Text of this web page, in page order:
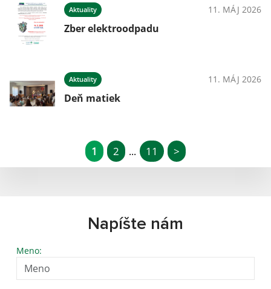
Aktuality 11. MÁJ 2026
Zber elektroodpadu
Aktuality 11. MÁJ 2026
Deň matiek
1 2 ... 11 >
Napíšte nám
Meno: